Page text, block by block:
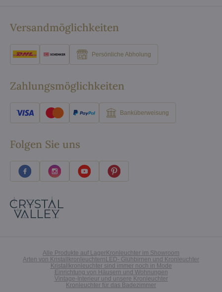
Versandmöglichkeiten
Persönliche Abholung
Zahlungsmöglichkeiten
Banküberweisung
Folgen Sie uns
Alle Produkte auf LagerKronleuchter im Showroom
Arten von KristallkronleuchternLED- Glühbirnen und Kronleuchter
Kristallkronleuchter sind immer noch in Mode
Einrichtung von Häusern und Wohnungen
Vintage-Interieur und unsere Kronleuchter
Kronleuchter für das Badezimmer